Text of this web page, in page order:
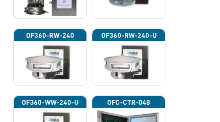
OF360-RW-240 OF360-RW-240-U
OF360-WW-240-U OFC-CTR-048